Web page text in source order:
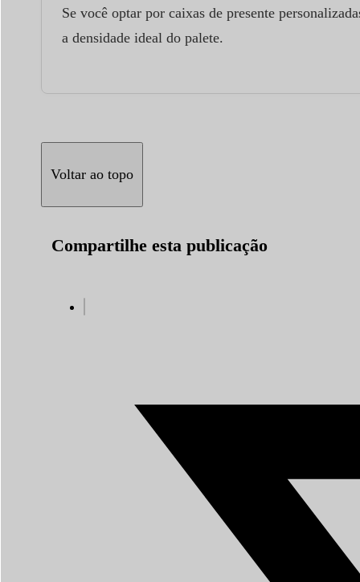
Se você optar por caixas de presente
a densidade ideal do palete.
Voltar ao topo
Compartilhe esta publicação